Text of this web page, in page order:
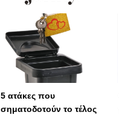
5 ατάκες που
σηματοδοτούν το τέλος